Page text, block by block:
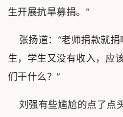
生开展抗旱募捐。”
张扬道：“老师捐款就捐
生，学生又没有收入，应
们干什么？”
刘强有些尴尬的点了点